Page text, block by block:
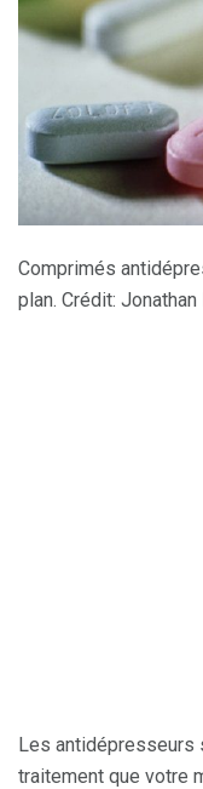
Comprimés
plan. Crédit:
Les antidépresseurs
traitement que votre